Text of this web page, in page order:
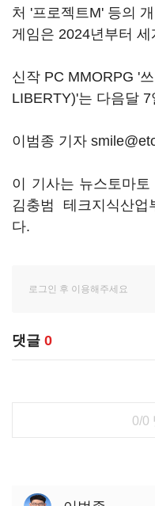
처 '프로젝트M' 등의
게임은 2024년부터
신작 PC MMORPG '
LIBERTY)'는 다음달
이범종 기자
이 기사는 뉴스토마
김충범 테크지식산업
다.
댓글 0
0/0